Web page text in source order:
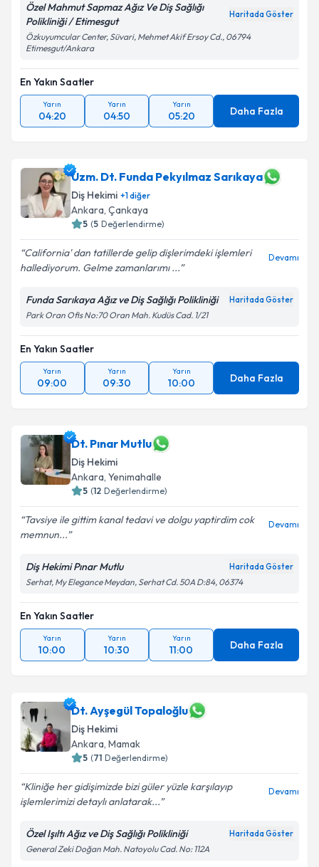
Özel Mahmut Sapmaz Ağız Ve Diş Sağlığı
Polikliniği / Etimesgut
Haritada Göster
Özkuyumcular Center, Süvari, Mehmet Akif Ersoy Cd., 06794
Etimesgut/Ankara
En Yakın Saatler
Yarın
04:20
Yarın
04:50
Yarın
05:20 Daha Fazla
Uzm. Dt. Funda Pekyılmaz Sarıkaya
Diş Hekimi +1diğer
Ankara, Çankaya
5 (5 Değerlendirme)
California' dan tatillerde gelip dişlerimdeki işlemleri
hallediyorum. Gelme zamanlarımı ...
Devamı
Funda Sarıkaya Ağız ve Diş Sağlığı Polikliniği Haritada Göster
Park Oran Ofis No:70 Oran Mah. Kudüs Cad. 1/21
En Yakın Saatler
Yarın
09:00
Yarın
09:30
Yarın
10:00 Daha Fazla
Dt. Pınar Mutlu
Diş Hekimi
Ankara, Yenimahalle
5 (12 Değerlendirme)
Tavsiye ile gittim kanal tedavi ve dolgu yaptirdim cok
memnun...
Devamı
Diş Hekimi Pınar Mutlu Haritada Göster
Serhat, My Elegance Meydan, Serhat Cd. 50A D:84, 06374
En Yakın Saatler
Yarın
10:00
Yarın
10:30
Yarın
11:00 Daha Fazla
Dt. Ayşegül Topaloğlu
Diş Hekimi
Ankara, Mamak
5 (71 Değerlendirme)
Kliniğe her gidişimizde bizi güler yüzle karşılayıp
işlemlerimizi detaylı anlatarak...
Devamı
Özel Işıltı Ağız ve Diş Sağlığı Polikliniği Haritada Göster
General Zeki Doğan Mah. Natoyolu Cad. No: 112A